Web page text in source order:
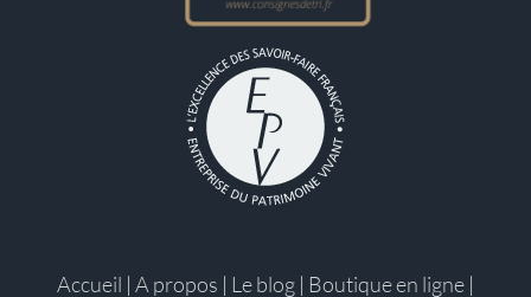
Accueil | A propos | Le blog | Boutique en ligne |